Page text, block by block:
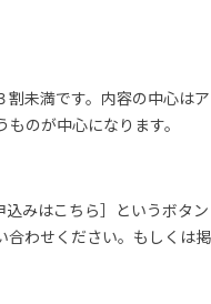
未満です。内容の中心はア
のが中心になります。
みはこちら］というボタン
合わせください。もしくは掲